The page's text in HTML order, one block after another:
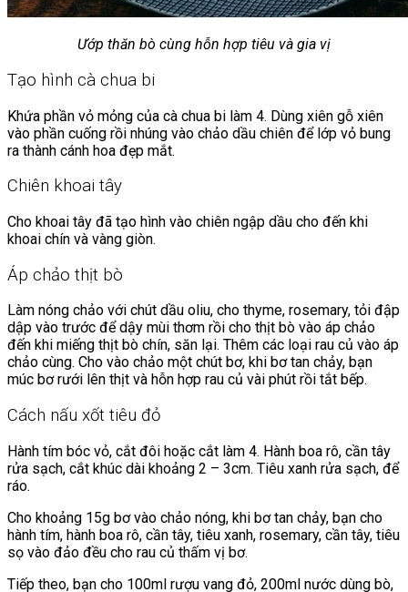
Ướp thăn bò cùng hỗn hợp tiêu và gia vị
Tạo hình cà chua bi
Khứa phần vỏ mỏng của cà chua bi làm 4. Dùng xiên gỗ xiên
vào phần cuống rồi nhúng vào chảo dầu chiên để lớp vỏ bung
ra thành cánh hoa đẹp mắt.
Chiên khoai tây
Cho khoai tây đã tạo hình vào chiên ngập dầu cho đến khi
khoai chín và vàng giòn.
Áp chảo thịt bò
Làm nóng chảo với chút dầu oliu, cho thyme, rosemary, tỏi đập
dập vào trước để dậy mùi thơm rồi cho thịt bò vào áp chảo
đến khi miếng thịt bò chín, săn lại. Thêm các loại rau củ vào áp
chảo cùng. Cho vào chảo một chút bơ, khi bơ tan chảy, bạn
múc bơ rưới lên thịt và hỗn hợp rau củ vài phút rồi tắt bếp.
Cách nấu xốt tiêu đỏ
Hành tím bóc vỏ, cắt đôi hoặc cắt làm 4. Hành boa rô, cần tây
rửa sạch, cắt khúc dài khoảng 2 – 3cm. Tiêu xanh rửa sạch, để
ráo.
Cho khoảng 15g bơ vào chảo nóng, khi bơ tan chảy, bạn cho
hành tím, hành boa rô, cần tây, tiêu xanh, rosemary, cần tây, tiêu
sọ vào đảo đều cho rau củ thấm vị bơ.
Tiếp theo, bạn cho 100ml rượu vang đỏ, 200ml nước dùng bò,